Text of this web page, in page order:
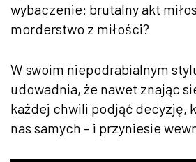
wybaczenie: brutalny akt
morderstwo z miłości?
W swoim niepodrabialnym
udowadnia, że nawet znając
każdej chwili podjąć decyzję,
nas samych – i przyniesie